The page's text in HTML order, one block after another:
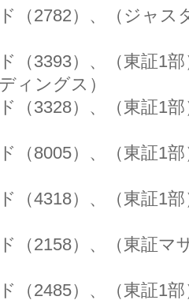
（2782）、（ジャス
（3393）、（東証1
ィングス）
（3328）、（東証1
（8005）、（東証1
（4318）、（東証1
（2158）、（東証マ
（2485）、（東証1